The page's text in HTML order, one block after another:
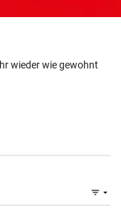
wieder wie gewohnt